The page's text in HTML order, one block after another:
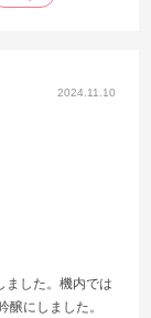
2024.11.10
ました。機内では
醸にしました。